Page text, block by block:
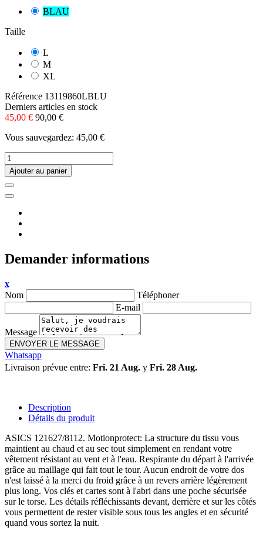
BLAU
Taille
L
M
XL
Référence 13119860LBLU
Derniers articles en stock
45,00 € 90,00 €
Vous sauvegardez: 45,00 €
Ajouter au panier
Demander informations
x
Nom
Téléphoner
E-mail
Message
ENVOYER LE MESSAGE
Whatsapp
Livraison prévue entre: Fri. 21 Aug. y Fri. 28 Aug.
Description
Détails du produit
ASICS 121627/8112. Motionprotect: La structure du tissu vous
maintient au chaud et au sec tout simplement en rendant votre
vêtement résistant au vent et à l'eau. Respirante du départ à l'arrivée
grâce au maillage qui fait tout le tour. Aucun endroit de votre dos
n'est laissé à la merci du froid grâce à un revers arrière légèrement
plus long. Vos clés et cartes sont à l'abri dans une poche sécurisée
sur le torse. Les détails réfléchissants devant, derrière et sur les côtés
vous permettent de rester visible sous tous les angles et en sécurité
quand vous sortez la nuit.